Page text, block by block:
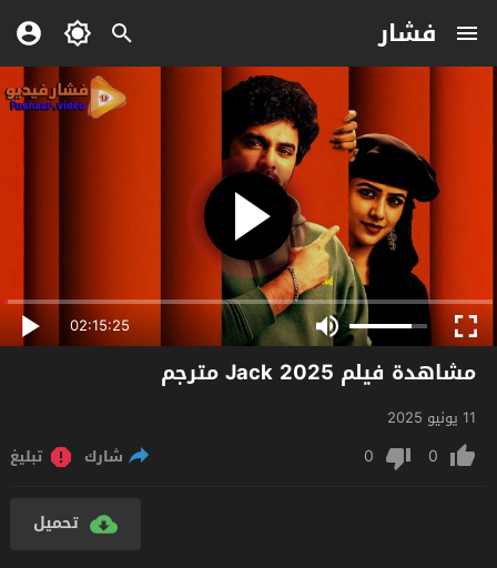
فشار
02:15:25
مشاهدة فيلم Jack 2025 مترجم
11 يونيو 2025
0
0 شارك تبليغ
تحميل